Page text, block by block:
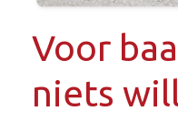
Voor
niets